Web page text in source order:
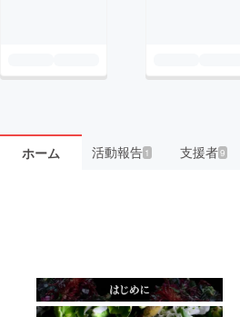
ホーム 活動報告1 支援者9